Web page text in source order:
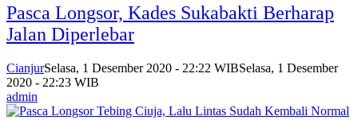
Pasca Longsor, Kades Sukabakti Berharap
Jalan Diperlebar
CianjurSelasa, 1 Desember 2020 - 22:22 WIBSelasa, 1 Desember
2020 - 22:23 WIB
admin